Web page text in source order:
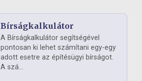
Bírságkalkulátor
A Bírságkalkulátor segítségével
pontosan ki lehet számítani egy-egy
adott esetre az építésügyi bírságot.
A szá...